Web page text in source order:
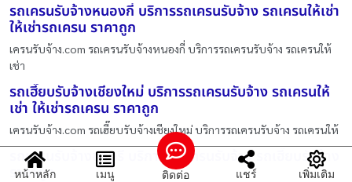
รถเครนรับจ้างหนองกี่ บริการรถเครนรับจ้าง รถเครนให้เช่า
ให้เช่ารถเครน ราคาถูก
เครนรับจ้าง.com รถเครนรับจ้างหนองกี่ บริการรถเครนรับจ้าง รถเครนให้
เช่า
รถเฮี๊ยบรับจ้างเชียงใหม่ บริการรถเครนรับจ้าง รถเครนให้
เช่า ให้เช่ารถเครน ราคาถูก
เครนรับจ้าง.com รถเฮี๊ยบรับจ้างเชียงใหม่ บริการรถเครนรับจ้าง รถเครนให้
รถเครนรับจ้างชลบุรี บริการ รถเครนรับจ้าง รถเฮี๊ยบรับจ้าง
ราคาถูก
หน้าหลัก เมนู ติดต่อ แชร์ เพิ่มเติม